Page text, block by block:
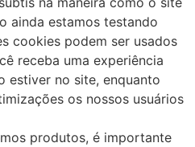
ainda estamos testando
cookies podem ser usados
receba uma experiência
estiver no site, enquanto
os nossos usuários
produtos, é importante